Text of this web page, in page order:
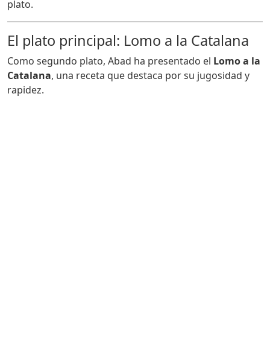
plato.
El plato principal: Lomo a la Catalana
Como segundo plato, Abad ha presentado el Lomo a la
Catalana, una receta que destaca por su jugosidad y
rapidez.